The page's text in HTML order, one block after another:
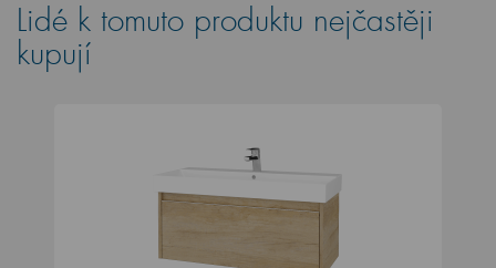
Lidé k tomuto produktu nejčastěji
kupují